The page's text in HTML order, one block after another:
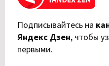
Подписывайтесь на
Яндекс Дзен, чтобы
первыми.